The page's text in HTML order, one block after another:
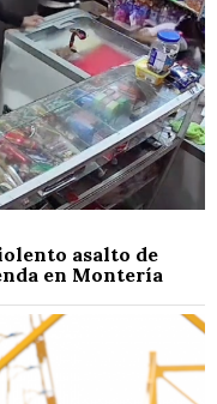
asalto de
en Montería